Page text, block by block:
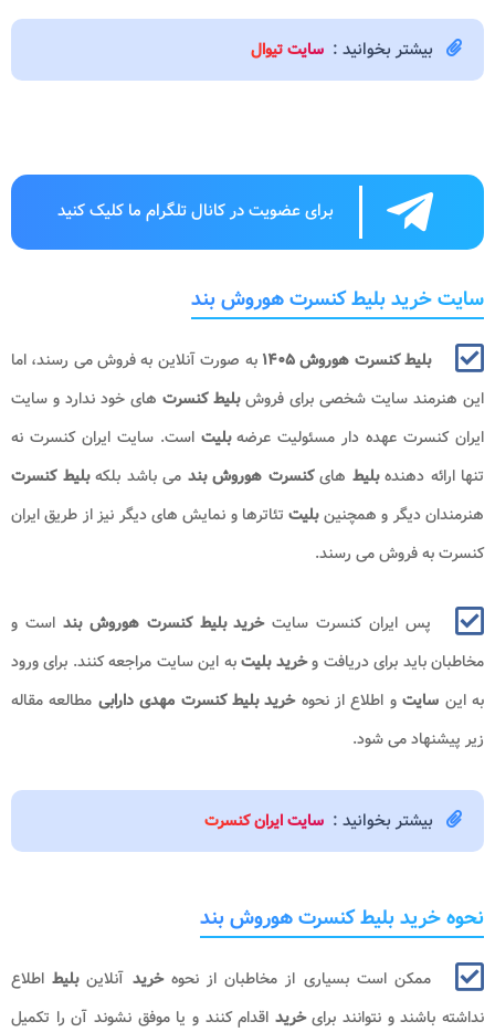
بیشتر بخوانید : سایت تیوال
برای عضویت در کانال تلگرام ما کلیک کنید
سایت خرید بلیط کنسرت هوروش بند
بلیط کنسرت هوروش​ ۱۴۰۵
به صورت آنلاین به فروش می رسند، اما
این هنرمند سایت شخصی برای فروشبلیط کنسرت های خود ندارد و سایت
ایران کنسرت عهده دار مسئولیت عرضهبلیتاست. سایت ایران کنسرت نه
تنها ارائه دهندهبلیط هایکنسرت هوروش بند​ می باشد بلکهبلیط کنسرت
هنرمندان دیگر و همچنینبلیت تئاترها و نمایش های دیگر نیز از طریق ایران
کنسرت به فروش می رسند.
پس ایران کنسرت سایتخرید بلیط کنسرت هوروش بند​است و
مخاطبان باید برای دریافت وخرید بلیتبه این سایت مراجعه کنند. برای ورود
به این سایتو اطلاع از نحوهخرید بلیط کنسرت مهدی دارابی مطالعه مقاله
زیر پیشنهاد می شود.
بیشتر بخوانید : سایت ایران کنسرت
نحوه خرید بلیط کنسرت هوروش بند
ممکن است بسیاری از مخاطبان از نحوهخرید آنلاینبلیط اطلاع
نداشته باشند و نتوانند برایخرید اقدام کنند و یا موفق نشوند آن را تکمیل